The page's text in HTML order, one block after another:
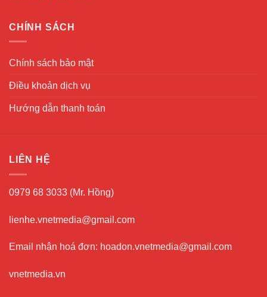
CHÍNH SÁCH
Chính sách bảo mật
Điều khoản dịch vụ
Hướng dẫn thanh toán
LIÊN HỆ
0979 68 3033 (Mr. Hồng)
lienhe.vnetmedia@gmail.com
Email nhận hoá đơn: hoadon.vnetmedia@gmail.com
vnetmedia.vn